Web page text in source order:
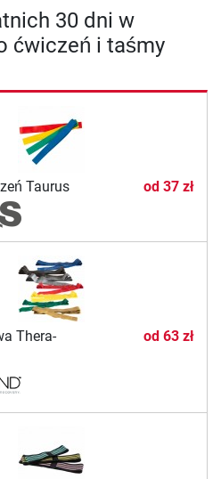
30 dni w
ćwiczeń i taśmy
Taurus od 37 zł
Thera-
od 63 zł